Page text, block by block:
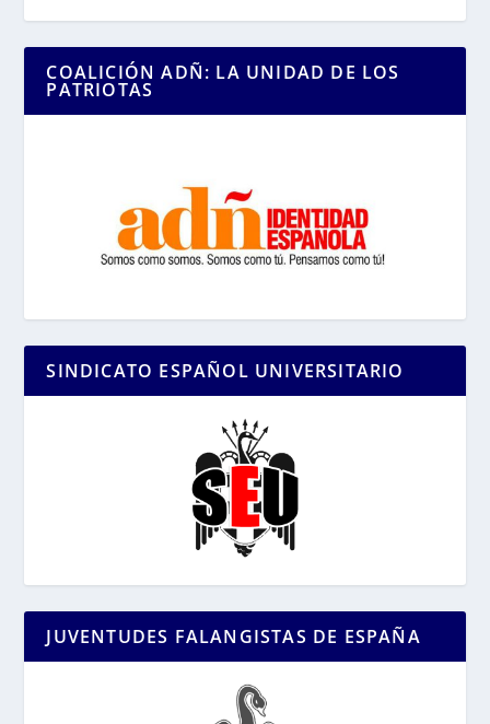
COALICIÓN ADÑ: LA UNIDAD DE LOS
PATRIOTAS
SINDICATO ESPAÑOL UNIVERSITARIO
JUVENTUDES FALANGISTAS DE ESPAÑA